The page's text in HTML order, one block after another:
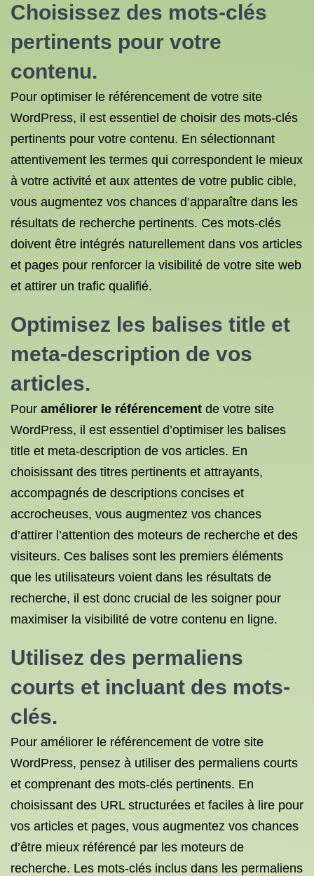
Choisissez des mots-clés
pertinents pour votre
contenu.
Pour optimiser le référencement de votre site
WordPress, il est essentiel de choisir des mots-clés
pertinents pour votre contenu. En sélectionnant
attentivement les termes qui correspondent le mieux
à votre activité et aux attentes de votre public cible,
vous augmentez vos chances d’apparaître dans les
résultats de recherche pertinents. Ces mots-clés
doivent être intégrés naturellement dans vos articles
et pages pour renforcer la visibilité de votre site web
et attirer un trafic qualifié.
Optimisez les balises title et
meta-description de vos
articles.
Pour améliorer le référencement de votre site
WordPress, il est essentiel d’optimiser les balises
title et meta-description de vos articles. En
choisissant des titres pertinents et attrayants,
accompagnés de descriptions concises et
accrocheuses, vous augmentez vos chances
d’attirer l’attention des moteurs de recherche et des
visiteurs. Ces balises sont les premiers éléments
que les utilisateurs voient dans les résultats de
recherche, il est donc crucial de les soigner pour
maximiser la visibilité de votre contenu en ligne.
Utilisez des permaliens
courts et incluant des mots-
clés.
Pour améliorer le référencement de votre site
WordPress, pensez à utiliser des permaliens courts
et comprenant des mots-clés pertinents. En
choisissant des URL structurées et faciles à lire pour
vos articles et pages, vous augmentez vos chances
d’être mieux référencé par les moteurs de
recherche. Les mots-clés inclus dans les permaliens